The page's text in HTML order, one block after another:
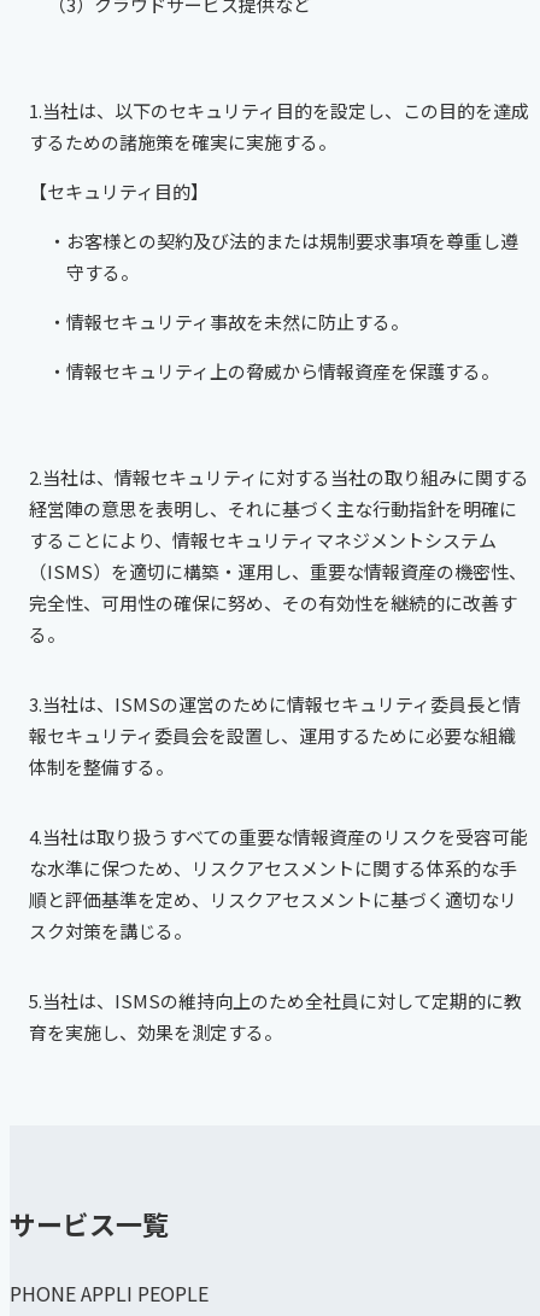
1.当社は、以下のセキュリティ目的を設定し、この目的を達成
するための諸施策を確実に実施する。
【セキュリティ目的】
・お客様との契約及び法的または規制要求事項を尊重し遵
守する。
・情報セキュリティ事故を未然に防止する。
・情報セキュリティ上の脅威から情報資産を保護する。
2.当社は、情報セキュリティに対する当社の取り組みに関する
経営陣の意思を表明し、それに基づく主な行動指針を明確に
することにより、情報セキュリティマネジメントシステム
（ISMS）を適切に構築・運用し、重要な情報資産の機密性、
完全性、可用性の確保に努め、その有効性を継続的に改善す
る。
3.当社は、ISMSの運営のために情報セキュリティ委員長と情
報セキュリティ委員会を設置し、運用するために必要な組織
体制を整備する。
4.当社は取り扱うすべての重要な情報資産のリスクを受容可能
な水準に保つため、リスクアセスメントに関する体系的な手
順と評価基準を定め、リスクアセスメントに基づく適切なリ
スク対策を講じる。
5.当社は、ISMSの維持向上のため全社員に対して定期的に教
育を実施し、効果を測定する。
サービス一覧
PHONE APPLI PEOPLE